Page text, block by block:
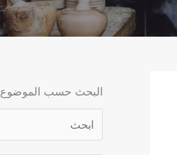
البحث حسب الموضوع